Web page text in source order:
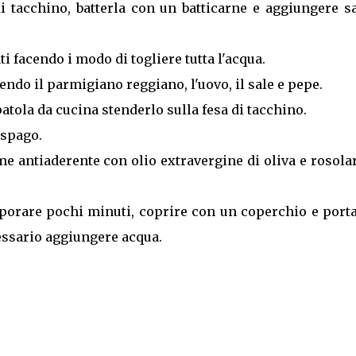
batterla con un batticarne e aggiungere
facendo i modo di togliere tutta l'acqua.
il parmigiano reggiano, l'uovo, il sale e pepe.
da cucina stenderlo sulla fesa di tacchino.
antiaderente con olio extravergine di oliva e
pochi minuti, coprire con un coperchio e
aggiungere acqua.